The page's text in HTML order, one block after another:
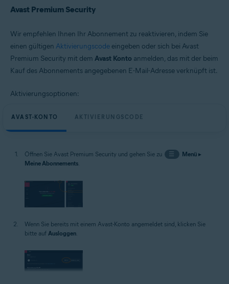
Avast Premium Security
Wir empfehlen Ihnen Ihr Abonnement zu reaktivieren, indem Sie
einen gültigen Aktivierungscode eingeben oder sich bei Avast
Premium Security mit dem Avast Konto anmelden, das mit der beim
Kauf des Abonnements angegebenen E-Mail-Adresse verknüpft ist.
Aktivierungsoptionen:
AVAST-KONTO AKTIVIERUNGSCODE
Öffnen Sie Avast Premium Security und gehen Sie zu ☰ Menü▸
Meine Abonnements.
Wenn Sie bereits mit einem Avast-Konto angemeldet sind, klicken Sie
bitte auf Ausloggen.